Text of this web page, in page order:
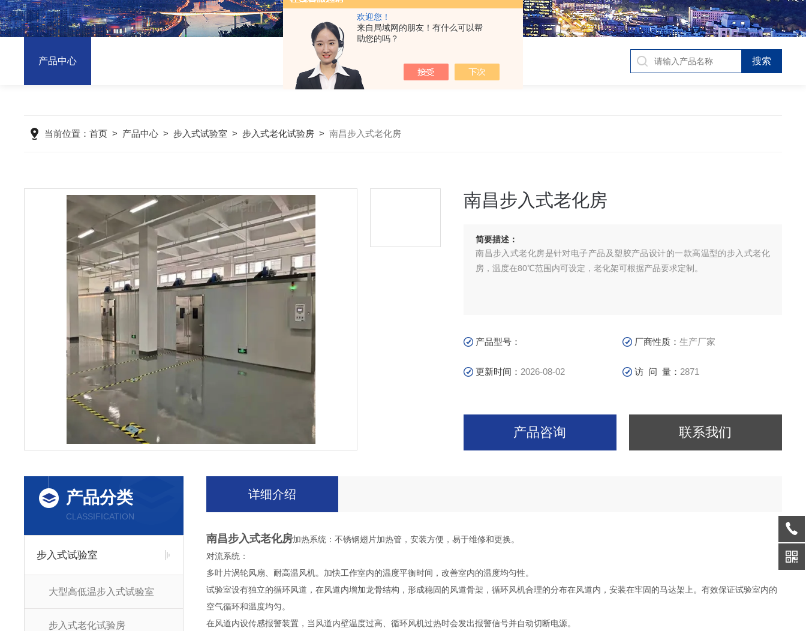
欢迎您！
来自局域网的朋友！有什么可以帮
助您的吗？
产品中心
当前位置：首页 > 产品中心 > 步入式试验室 > 步入式老化试验房 >南昌步入式老化房
南昌步入式老化房
简要描述：
南昌步入式老化房是针对电子产品及塑胶产品设计的一款高温型的步入式老化
房，温度在80℃范围内可设定，老化架可根据产品要求定制。
产品型号： 厂商性质：生产厂家
更新时间： 2026-08-02 访 问 量： 2871
产品咨询 联系我们
产品分类
CLASSIFICATION
步入式试验室
大型高低温步入式试验室
步入式老化试验房
详细介绍
南昌步入式老化房加热系统：不锈钢翅片加热管，安装方便，易于维修和更换。
对流系统：
多叶片涡轮风扇、耐高温风机。加快工作室内的温度平衡时间，改善室内的温度均匀性。
试验室设有独立的循环风道，在风道内增加龙骨结构，形成稳固的风道骨架，循环风机合理的分布在风道内，安装在牢固的马达架上。有效保证试验室内的
空气循环和温度均匀。
在风道内设传感报警装置，当风道内壁温度过高、循环风机过热时会发出报警信号并自动切断电源。